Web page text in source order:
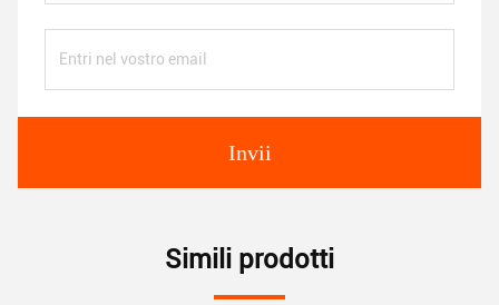
Invii
Simili prodotti